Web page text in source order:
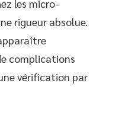
les micro-
rigueur absolue.
complications
vérification par